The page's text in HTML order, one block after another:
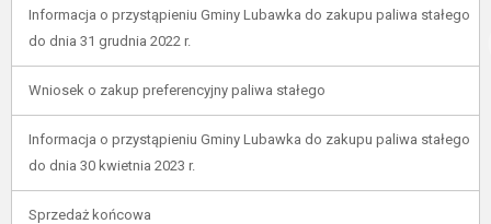
Informacja o przystąpieniu Gminy Lubawka do zakupu paliwa stałego
do dnia 31 grudnia 2022 r.
Wniosek o zakup preferencyjny paliwa stałego
Informacja o przystąpieniu Gminy Lubawka do zakupu paliwa stałego
do dnia 30 kwietnia 2023 r.
Sprzedaż końcowa